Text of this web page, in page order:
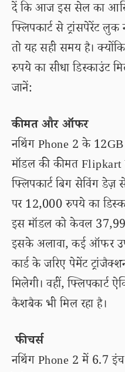
दें कि आज इस सेल का
फ्लिपकार्ट से ट्रांसपेरेंट
तो यह सही समय है।
रुपये का सीधा डिस्काउंट
जानें:
कीमत और ऑफर
नथिंग Phone 2 के
मॉडल की कीमत Flipkart
फ्लिपकार्ट बिग सेविंग डेज़
पर 12,000 रुपये का
इस मॉडल को केवल
इसके अलावा, कई ऑफर
कार्ड के जरिए पेमेंट
मिलेगी। वहीं, फ्लिपकार्ट
कैशबैक भी मिल रहा है।
फीचर्स
नथिंग Phone 2 में 6.7